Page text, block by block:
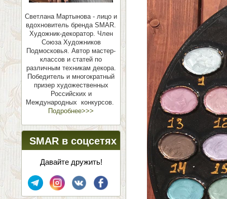
Светлана Мартынова - лицо и
вдохновитель бренда SMAR.
Художник-декоратор. Член
Союза Художников
Подмосковья. Автор мастер-
классов и статей по
различным техникам декора.
Победитель и многократный
призер художественных
Российских и
Международных конкурсов.
Подробнее>>>
SMAR в соцсетях
Давайте дружить!